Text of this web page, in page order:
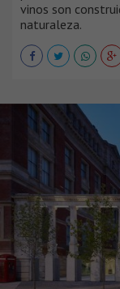
vinos son
naturaleza.